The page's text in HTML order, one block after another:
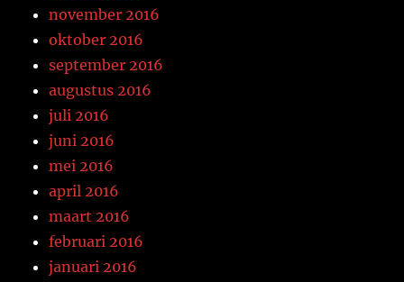
november 2016
oktober 2016
september 2016
augustus 2016
juli 2016
juni 2016
mei 2016
april 2016
maart 2016
februari 2016
januari 2016